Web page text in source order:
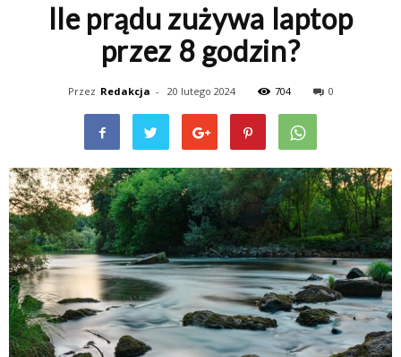
Ile prądu zużywa laptop
przez 8 godzin?
Przez Redakcja - 20 lutego 2024 704 0